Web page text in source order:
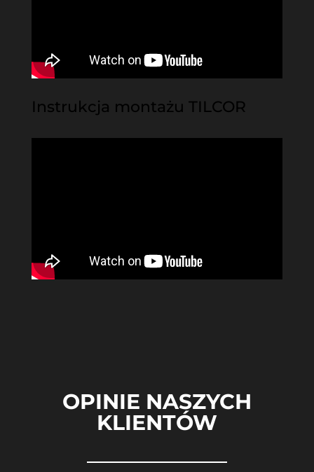
Instrukcja montażu TILCOR
OPINIE NASZYCH
KLIENTÓW